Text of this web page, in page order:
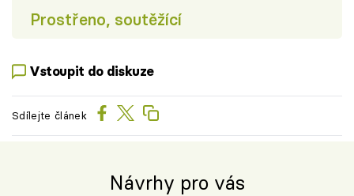
Prostřeno, soutěžící
Vstoupit do diskuze
Sdílejte článek
Návrhy pro vás